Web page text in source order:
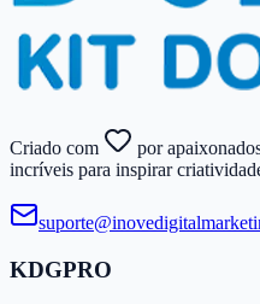
Criado com
por
incríveis para inspirar
KDGPRO